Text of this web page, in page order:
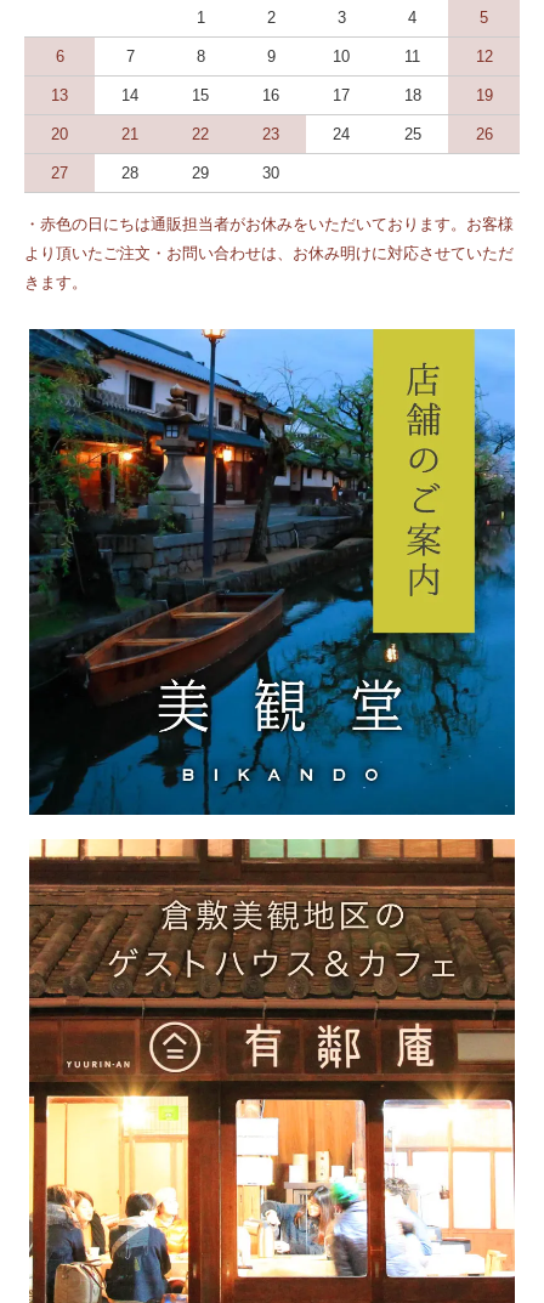
1 2 3 4 5
6 7 8 9 10 11 12
13 14 15 16 17 18 19
20 21 22 23 24 25 26
27 28 29 30
・赤色の日にちは通販担当者がお休みをいただいております。お客様
より頂いたご注文・お問い合わせは、お休み明けに対応させていただ
きます。